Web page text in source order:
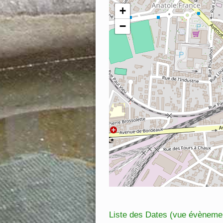
+
−
Liste des Dates (vue